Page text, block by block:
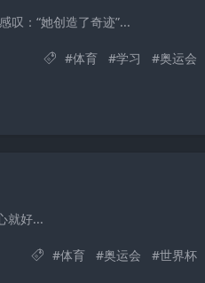
叹：“她创造了奇迹”...
#体育 #学习 #奥运会
就好...
#体育 #奥运会 #世界杯